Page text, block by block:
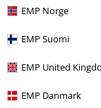
EMP Norge
EMP Suomi
EMP United
EMP Danmark
J’accepte de recevoir
régulièrement des